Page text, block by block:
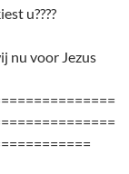
u????
nu voor Jezus